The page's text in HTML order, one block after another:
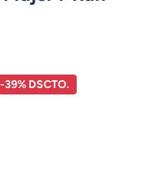
-39% DSCTO.